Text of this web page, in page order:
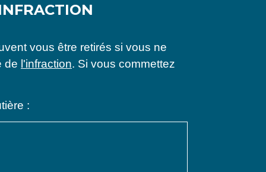
vous être retirés si vous ne
de l'infraction. Si vous commettez
: